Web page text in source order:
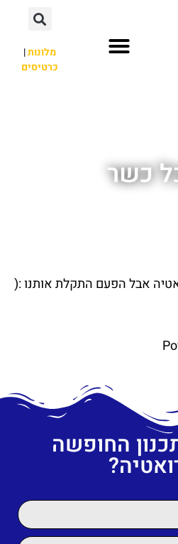
מלונות|
כרטיסים
כשר
אבל הפעם התקלת אותנו :(
החופשה